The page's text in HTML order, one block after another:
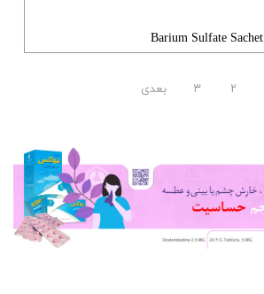
Barium Sulfate Sachet
۲ ۳ بعدی